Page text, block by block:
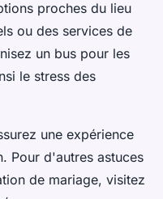
proches du lieu
ou des services de
un bus pour les
le stress des
une expérience
Pour d'autres astuces
de mariage, visitez